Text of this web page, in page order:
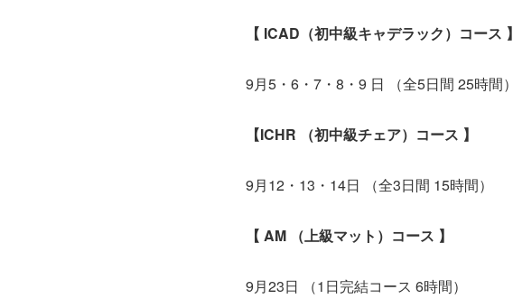
【 ICAD（初中級キャデラック）コース 】
9月5・6・7・8・9 日 （全5日間 25時間）
【ICHR （初中級チェア）コース 】
9月12・13・14日 （全3日間 15時間）
【 AM （上級マット）コース 】
9月23日 （1日完結コース 6時間）